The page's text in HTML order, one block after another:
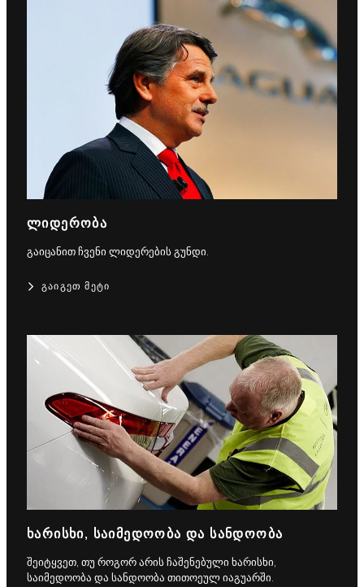
ᲚᲘᲓᲔᲠᲝᲑᲐ
გაიცანით ჩვენი ლიდერების გუნდი.
ᲒᲐᲘᲒᲔᲗ ᲛᲔᲢᲘ
ᲮᲐᲠᲘᲡᲮᲘ, ᲡᲐᲘᲛᲔᲓᲝᲝᲑᲐ ᲓᲐ ᲡᲐᲜᲓᲝᲝᲑᲐ
შეიტყვეთ, თუ როგორ არის ჩაშენებული ხარისხი,
საიმედოობა და სანდოობა თითოეულ იაგუარში.